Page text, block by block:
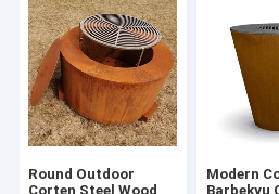
Round Outdoor
Corten Steel Wood
Modern
Barbekyu